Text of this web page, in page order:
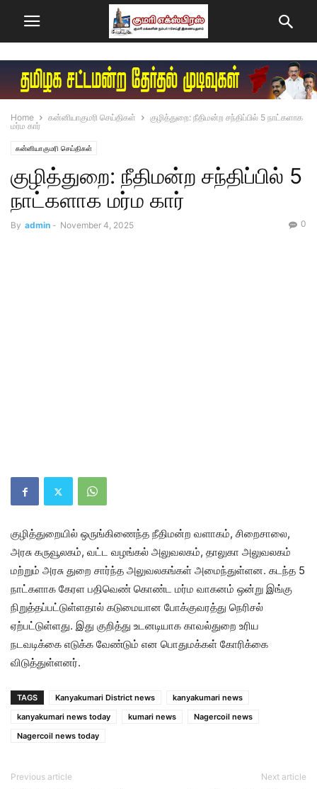
Home கன்னியாகுமரி செய்திகள்
குழித்துறை: நீதிமன்ற சந்திப்பில் 5 நாட்களாக
மர்ம கார்
கன்னியாகுமரி செய்திகள்
குழித்துறை: நீதிமன்ற சந்திப்பில் 5
நாட்களாக மர்ம கார்
By admin - November 4, 2025 0
குழித்துறையில் ஒருங்கிணைந்த நீதிமன்ற வளாகம், சிறைசாலை,
அரசு கருவூலகம், வட்ட வழங்கல் அலுவலகம், தாலுகா அலுவலகம்
மற்றும் அரசு துறை சார்ந்த அலுவலகங்கள் அமைந்துள்ளன. கடந்த 5
நாட்களாக கேரள பதிவெண் கொண்ட மர்ம வாகனம் ஒன்று இங்கு
நிறுத்தப்பட்டுள்ளதால் கடுமையான போக்குவரத்து நெரிசல்
ஏற்பட்டுள்ளது. இது குறித்து உடனடியாக காவல்துறை உரிய
நடவடிக்கை எடுக்க வேண்டும் என பொதுமக்கள் கோரிக்கை
விடுத்துள்ளனர்.
TAGS Kanyakumari District news
kanyakumari news
kanyakumari news today
kumari news
Nagercoil news
Nagercoil news today
Previous article Next article